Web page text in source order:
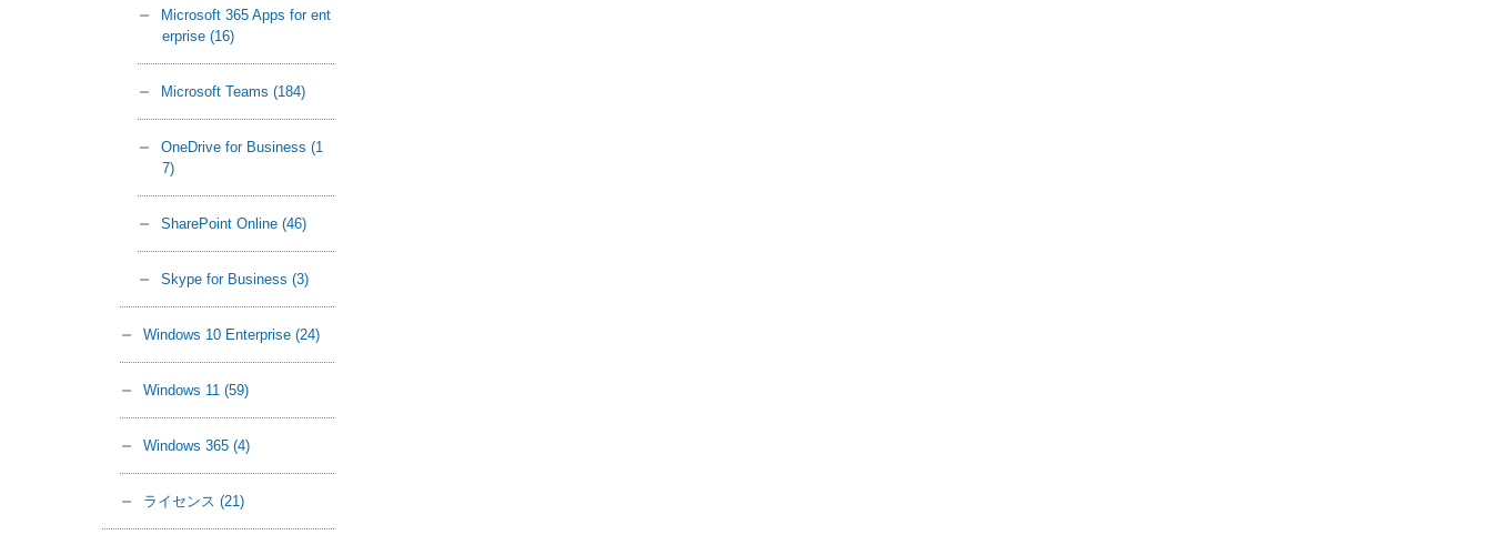
Microsoft 365 Apps for ent
erprise (16)
Microsoft Teams (184)
OneDrive for Business (1
7)
SharePoint Online (46)
Skype for Business (3)
Windows 10 Enterprise (24)
Windows 11 (59)
Windows 365 (4)
ライセンス (21)